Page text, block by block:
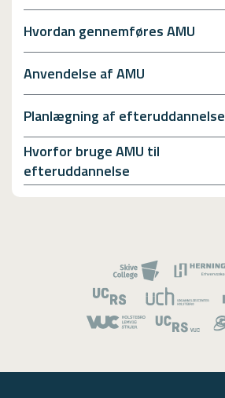
Hvordan gennemføres AMU
Anvendelse af AMU
Planlægning af efteruddannelse
Hvorfor bruge AMU til
efteruddannelse